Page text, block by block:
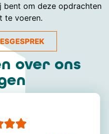
om deze opdrachten
te voeren.
over ons